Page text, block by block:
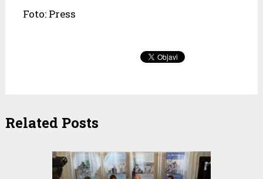
Foto: Press
Related Posts